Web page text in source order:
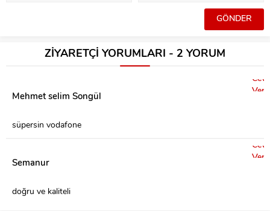
ZİYARETÇİ YORUMLARI - 2 YORUM
Mehmet selim Songül
süpersin vodafone
Ver
Semanur
doğru ve kaliteli
Ver